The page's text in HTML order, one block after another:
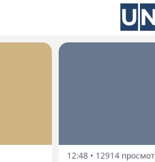
12:48 • 12914